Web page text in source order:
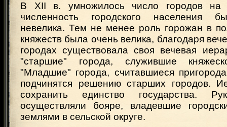
В XII в. умножилось число городов
численность городского населения
невелика. Тем не менее роль горожан в
княжеств была очень велика, благодаря
городах существовала своя вечевая
"старшие" города, служившие
"Младшие" города, считавшиеся
подчинятся решению старших городов.
сохранить единство государства.
осуществляли бояре, владевшие
землями в сельской округе.